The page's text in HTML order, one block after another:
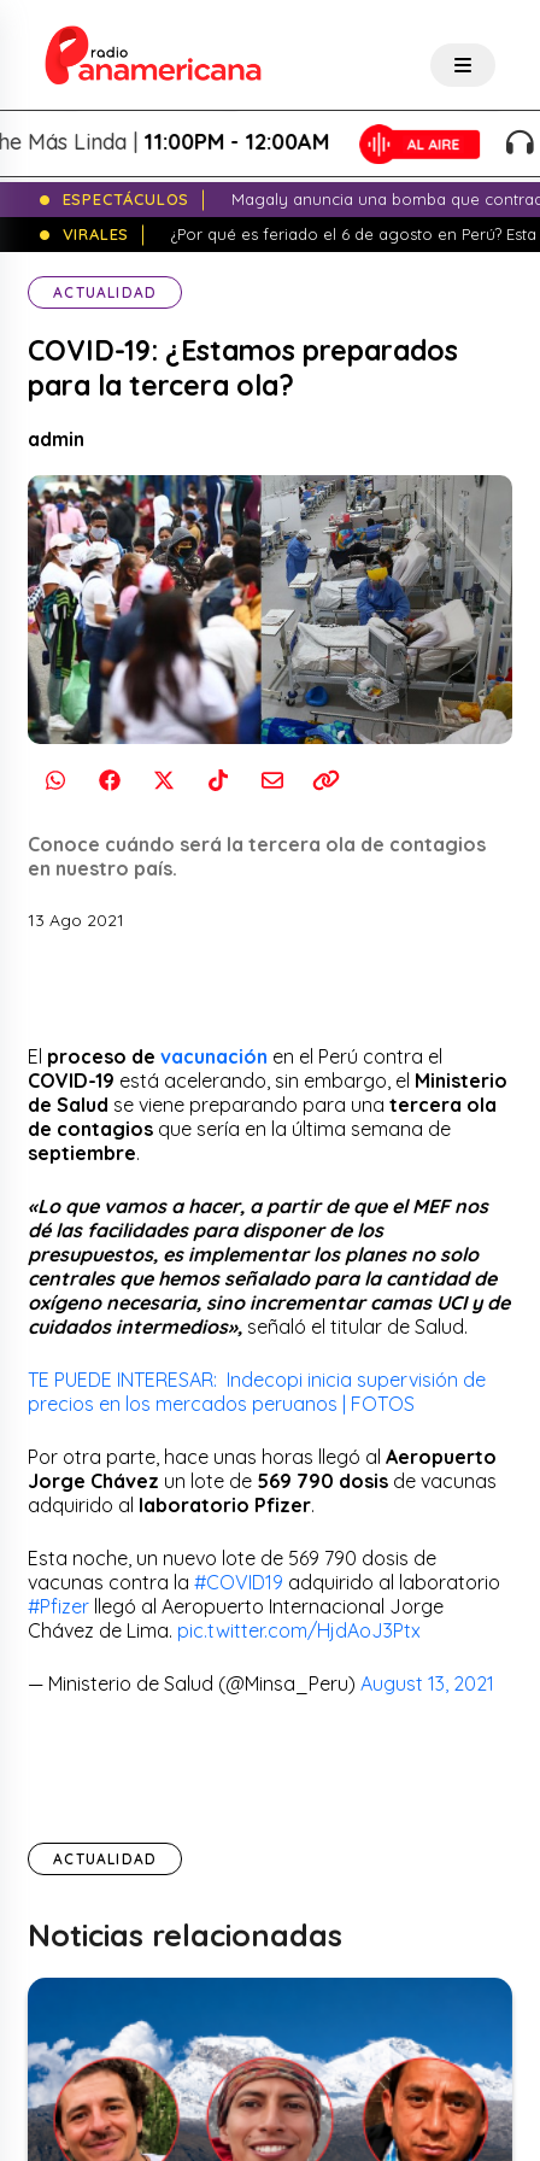
Linda |11:00PM - 12:00AM La
ESPECTÁCULOS
Magaly anuncia una bomba que
VIRALES
¿Por qué es feriado el 6 de agosto en Perú?
ACTUALIDAD
COVID-19: ¿Estamos preparados
para la tercera ola?
admin
Conoce cuándo será la tercera ola de contagios
en nuestro país.
13 Ago 2021
El proceso devacunación en el Perú contra el
COVID-19 está acelerando, sin embargo, el Ministerio
de Salud se viene preparando para unatercera ola
de contagios que sería en la última semana de
septiembre.
«Lo que vamos a hacer, a partir de que el MEF nos
dé las facilidades para disponer de los
presupuestos, es implementar los planes no solo
centrales que hemos señalado para la cantidad de
oxígeno necesaria, sino incrementar camas UCI y de
cuidados intermedios», señaló el titular de Salud.
TE PUEDE INTERESAR: Indecopi inicia supervisión de
precios en los mercados peruanos | FOTOS
Por otra parte, hace unas horas llegó alAeropuerto
Jorge Chávez un lote de 569 790 dosis de vacunas
adquirido al laboratorio Pfizer.
Esta noche, un nuevo lote de 569 790 dosis de
vacunas contra la#COVID19 adquirido al laboratorio
#Pfizer llegó al Aeropuerto Internacional Jorge
Chávez de Lima. pic.twitter.com/HjdAoJ3Ptx
— Ministerio de Salud (@Minsa_Peru)August 13, 2021
ACTUALIDAD
Noticias relacionadas